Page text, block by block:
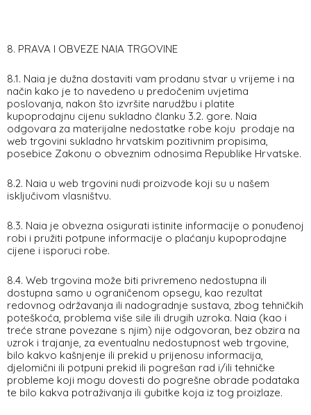
8. PRAVA I OBVEZE NAIA TRGOVINE
8.1. Naia je dužna dostaviti vam prodanu stvar u vrijeme i na
način kako je to navedeno u predočenim uvjetima
poslovanja, nakon što izvršite narudžbu i platite
kupoprodajnu cijenu sukladno članku 3.2. gore. Naia
odgovara za materijalne nedostatke robe koju prodaje na
web trgovini sukladno hrvatskim pozitivnim propisima,
posebice Zakonu o obveznim odnosima Republike Hrvatske.
8.2. Naia u web trgovini nudi proizvode koji su u našem
isključivom vlasništvu.
8.3. Naia je obvezna osigurati istinite informacije o ponuđenoj
robi i pružiti potpune informacije o plaćanju kupoprodajne
cijene i isporuci robe.
8.4. Web trgovina može biti privremeno nedostupna ili
dostupna samo u ograničenom opsegu, kao rezultat
redovnog održavanja ili nadogradnje sustava, zbog tehničkih
poteškoća, problema više sile ili drugih uzroka. Naia (kao i
treće strane povezane s njim) nije odgovoran, bez obzira na
uzrok i trajanje, za eventualnu nedostupnost web trgovine,
bilo kakvo kašnjenje ili prekid u prijenosu informacija,
djelomični ili potpuni prekid ili pogrešan rad i/ili tehničke
probleme koji mogu dovesti do pogrešne obrade podataka
te bilo kakva potraživanja ili gubitke koja iz tog proizlaze.